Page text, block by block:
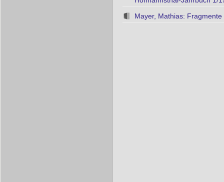
Mayer, Mathias: